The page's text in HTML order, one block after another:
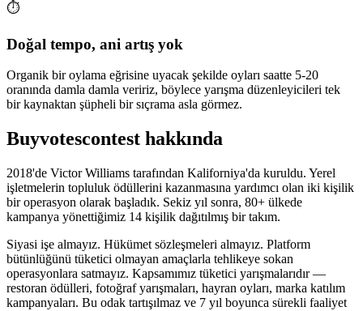
⏱️
Doğal tempo, ani artış yok
Organik bir oylama eğrisine uyacak şekilde oyları saatte 5-20
oranında damla damla veririz, böylece yarışma düzenleyicileri tek
bir kaynaktan şüpheli bir sıçrama asla görmez.
Buyvotescontest hakkında
2018'de Victor Williams tarafından Kaliforniya'da kuruldu. Yerel
işletmelerin topluluk ödüllerini kazanmasına yardımcı olan iki kişilik
bir operasyon olarak başladık. Sekiz yıl sonra, 80+ ülkede
kampanya yönettiğimiz 14 kişilik dağıtılmış bir takım.
Siyasi işe almayız. Hükümet sözleşmeleri almayız. Platform
bütünlüğünü tüketici olmayan amaçlarla tehlikeye sokan
operasyonlara satmayız. Kapsamımız tüketici yarışmalarıdır —
restoran ödülleri, fotoğraf yarışmaları, hayran oyları, marka katılım
kampanyaları. Bu odak tartışılmaz ve 7 yıl boyunca sürekli faaliyet